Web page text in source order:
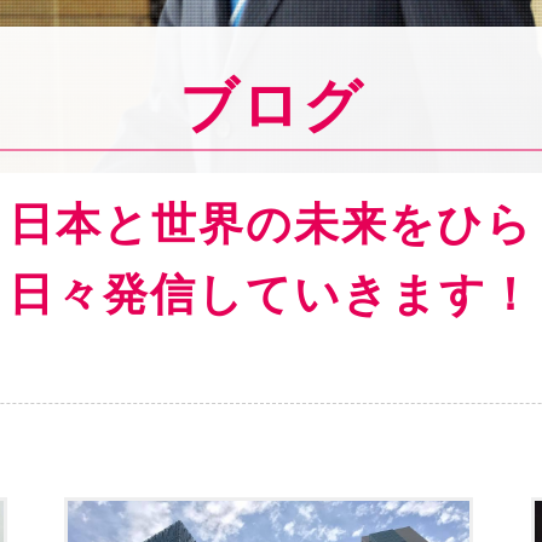
ブログ
本と世界の未来をひ
日々発信していきます！